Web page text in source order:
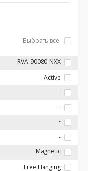
Выбрать все
RVA-90080-NXX
Active
-
-
-
-
Magnetic
Free Hanging